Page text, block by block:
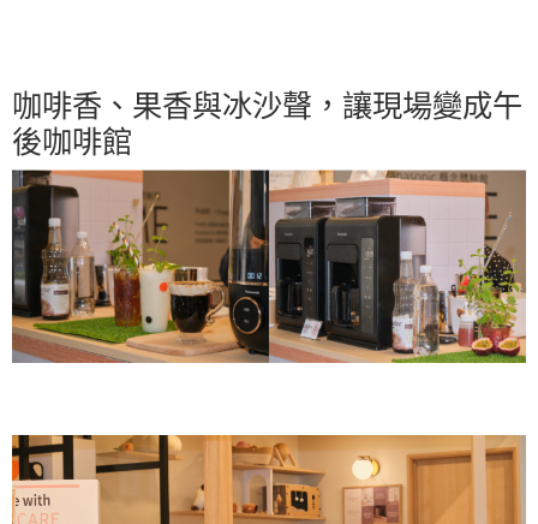
咖啡香、果香與冰沙聲，讓現場變成午
後咖啡館